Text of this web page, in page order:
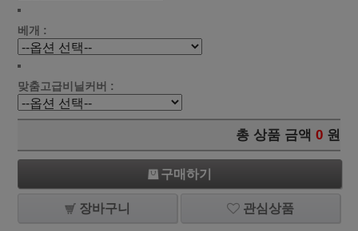
베개 :
맞춤고급비닐커버 :
총 상품 금액 0 원
구매하기
장바구니 관심상품